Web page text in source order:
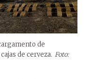
de
de cerveza. Foto: